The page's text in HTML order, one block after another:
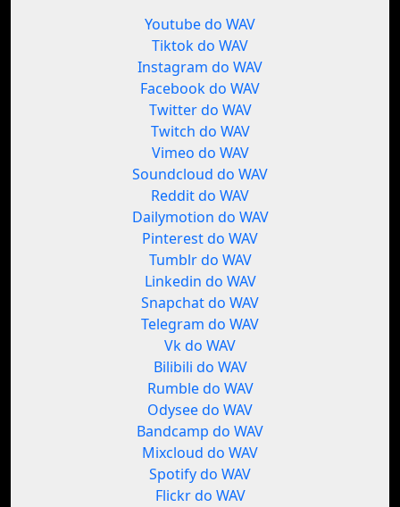
Youtube do WAV
Tiktok do WAV
Instagram do WAV
Facebook do WAV
Twitter do WAV
Twitch do WAV
Vimeo do WAV
Soundcloud do WAV
Reddit do WAV
Dailymotion do WAV
Pinterest do WAV
Tumblr do WAV
Linkedin do WAV
Snapchat do WAV
Telegram do WAV
Vk do WAV
Bilibili do WAV
Rumble do WAV
Odysee do WAV
Bandcamp do WAV
Mixcloud do WAV
Spotify do WAV
Flickr do WAV